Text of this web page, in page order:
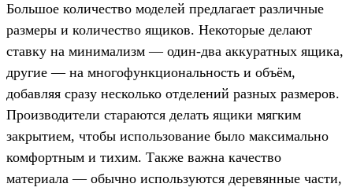
Большое количество моделей предлагает различные
размеры и количество ящиков. Некоторые делают
ставку на минимализм — один-два аккуратных ящика,
другие — на многофункциональность и объём,
добавляя сразу несколько отделений разных размеров.
Производители стараются делать ящики мягким
закрытием, чтобы использование было максимально
комфортным и тихим. Также важна качество
материала — обычно используются деревянные части,